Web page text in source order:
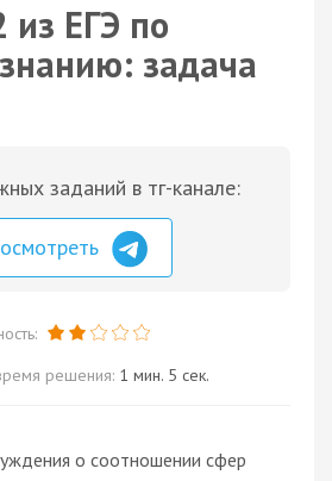
из ЕГЭ по
задача
заданий в тг-канале:
решения: 1 мин. 5 сек.
о соотношении сфер